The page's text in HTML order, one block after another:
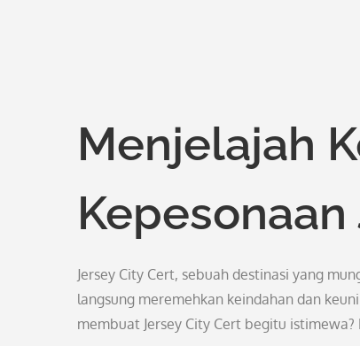
Menjelajah
Jersey City Cert, sebuah destinasi yang
langsung meremehkan keindahan dan
membuat Jersey City Cert begitu